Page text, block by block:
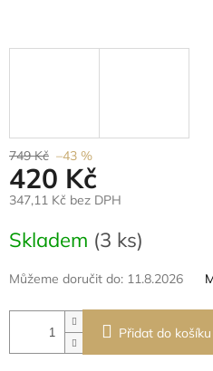
749 Kč –43 %
420 Kč
347,11 Kč bez DPH
cena:
Skladem (3 ks)
Můžeme doručit do: 11.8.2026
Přidat do košíku